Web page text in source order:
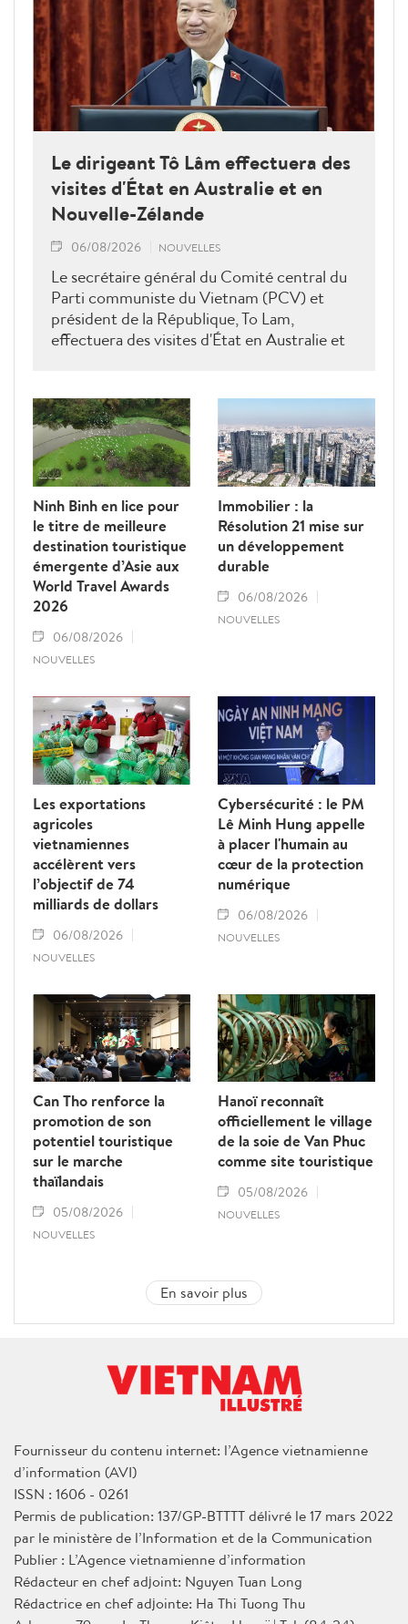
Le dirigeant Tô Lâm effectuera des
visites d'État en Australie et en
Nouvelle-Zélande
06/08/2026 NOUVELLES
Le secrétaire général du Comité central du
Parti communiste du Vietnam (PCV) et
président de la République, To Lam,
effectuera des visites d'État en Australie et
Ninh Binh en lice pour
le titre de meilleure
destination touristique
émergente d’Asie aux
World Travel Awards
2026
06/08/2026
NOUVELLES
Immobilier : la
Résolution 21 mise sur
un développement
durable
06/08/2026
NOUVELLES
Les exportations
agricoles
vietnamiennes
accélèrent vers
l’objectif de 74
milliards de dollars
06/08/2026
NOUVELLES
Cybersécurité : le PM
Lê Minh Hung appelle
à placer l'humain au
cœur de la protection
numérique
06/08/2026
NOUVELLES
Can Tho renforce la
promotion de son
potentiel touristique
sur le marche
thaïlandais
05/08/2026
NOUVELLES
Hanoï reconnaît
officiellement le village
de la soie de Van Phuc
comme site touristique
05/08/2026
NOUVELLES
En savoir plus
Fournisseur du contenu internet: l’Agence vietnamienne
d’information (AVI)
ISSN : 1606 - 0261
Permis de publication: 137/GP-BTTTT délivré le 17 mars 2022
par le ministère de l’Information et de la Communication
Publier : L’Agence vietnamienne d’information
Rédacteur en chef adjoint: Nguyen Tuan Long
Rédactrice en chef adjointe: Ha Thi Tuong Thu